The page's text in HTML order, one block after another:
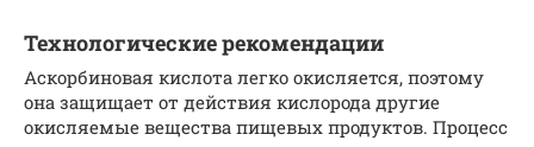
Технологические рекомендации
Аскорбиновая кислота легко окисляется, поэтому
она защищает от действия кислорода другие
окисляемые вещества пищевых продуктов. Процесс